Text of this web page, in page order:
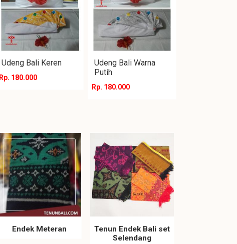
Udeng Bali Keren
Rp. 180.000
Udeng Bali Warna
Putih
Rp. 180.000
Endek Meteran
Tenun Endek Bali set
Selendang